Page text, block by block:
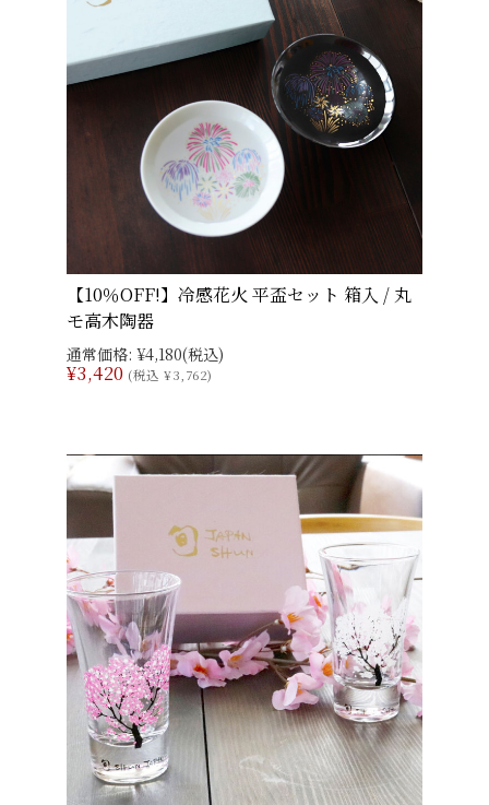
【10％OFF!】冷感花火 平盃セット 箱入 / 丸
モ高木陶器
通常価格: ¥4,180(税込)
¥3,420 (税込 ¥3,762)